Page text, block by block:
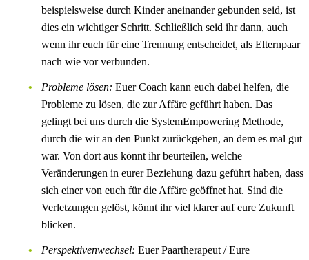
beispielsweise durch Kinder aneinander gebunden seid, ist
dies ein wichtiger Schritt. Schließlich seid ihr dann, auch
wenn ihr euch für eine Trennung entscheidet, als Elternpaar
nach wie vor verbunden.
Probleme lösen: Euer Coach kann euch dabei helfen, die
Probleme zu lösen, die zur Affäre geführt haben. Das
gelingt bei uns durch die SystemEmpowering Methode,
durch die wir an den Punkt zurückgehen, an dem es mal gut
war. Von dort aus könnt ihr beurteilen, welche
Veränderungen in eurer Beziehung dazu geführt haben, dass
sich einer von euch für die Affäre geöffnet hat. Sind die
Verletzungen gelöst, könnt ihr viel klarer auf eure Zukunft
blicken.
Perspektivenwechsel: Euer Paartherapeut / Eure